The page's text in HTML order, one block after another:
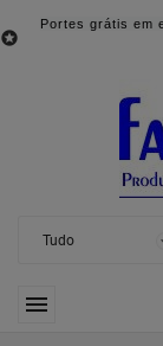

Portes grátis em
